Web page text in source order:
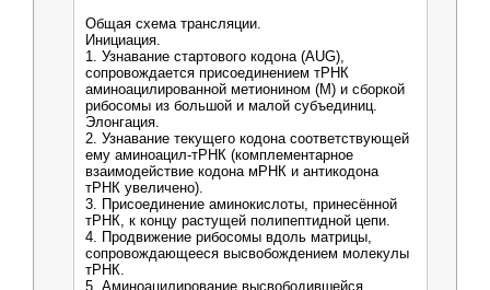
Общая схема трансляции.
Инициация.
1. Узнавание стартового кодона (AUG),
сопровождается присоединением тРНК
аминоацилированной метионином (М) и сборкой
рибосомы из большой и малой субъединиц.
Элонгация.
2. Узнавание текущего кодона соответствующей
ему аминоацил-тРНК (комплементарное
взаимодействие кодона мРНК и антикодона
тРНК увеличено).
3. Присоединение аминокислоты, принесённой
тРНК, к концу растущей полипептидной цепи.
4. Продвижение рибосомы вдоль матрицы,
сопровождающееся высвобождением молекулы
тРНК.
5. Аминоацилирование высвободившейся